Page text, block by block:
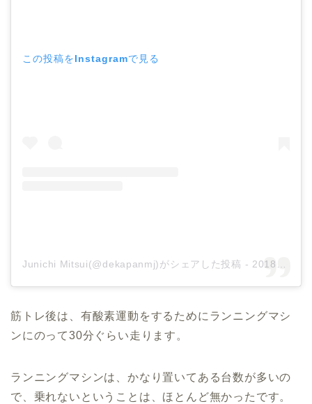
この投稿をInstagramで見る
Junichi Mitsui(@dekapanmj)がシェアした投稿 - 2018年 9月月9日午後3時06分PDT
筋トレ後は、有酸素運動をするためにランニングマシ
ンにのって30分ぐらい走ります。
ランニングマシンは、かなり置いてある台数が多いの
で、乗れないということは、ほとんど無かったです。